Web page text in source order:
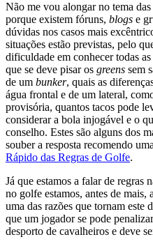
Não me vou alongar no tema
porque existem fóruns, blogs e
dúvidas nos casos mais
situações estão previstas, pelo
dificuldade em conhecer todas
que se deve pisar os greens sem
de um bunker, quais as
água frontal e de um lateral,
provisória, quantos tacos pode
considerar a bola injogável e o
conselho. Estes são alguns dos
souber a resposta recomendo
Rápido das Regras de Golfe.
Já que estamos a falar de regras
no golfe estamos, antes de
uma das razões que tornam este
que um jogador se pode
desporto de cavalheiros e deve